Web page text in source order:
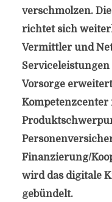
verschmolzen.
richtet sich
Vermittler und
Vorsorge
Kompetenzcenter
Finanzierung/
wird das digitale
gebündelt.